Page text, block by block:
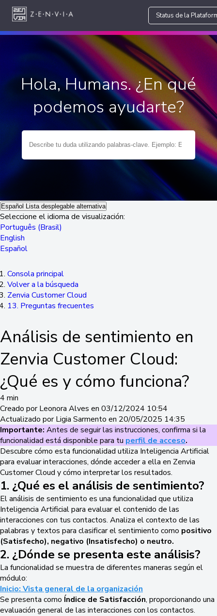
Status de la
Hola, Humans. ¿En qué
podemos ayudarte?
Español Lista desplegable alternativa
Seleccione el idioma de visualización:
Português (Brasil)
English
Español
Consola principal
Volver a la búsqueda
Zenvia Customer Cloud
13. Preguntas frecuentes
Análisis de sentimiento en
Zenvia Customer Cloud:
¿Qué es y cómo funciona?
4 min
Creado por Leonora Alves en 03/12/2024 10:54
Actualizado por Ligia Sarmento en 20/05/2025 14:35
Importante: Antes de seguir las instrucciones, confirma si la
funcionalidad está disponible para tu perfil de acceso.
Descubre cómo esta funcionalidad utiliza Inteligencia Artificial
para evaluar interacciones, dónde acceder a ella en Zenvia
Customer Cloud y cómo interpretar los resultados.
1. ¿Qué es el análisis de sentimiento?
El análisis de sentimiento es una funcionalidad que utiliza
Inteligencia Artificial para evaluar el contenido de las
interacciones con tus contactos. Analiza el contexto de las
palabras y textos para clasificar el sentimiento como positivo
(Satisfecho), negativo (Insatisfecho) o neutro.
2. ¿Dónde se presenta este análisis?
La funcionalidad se muestra de diferentes maneras según el
módulo:
Inicio: Vista general de la organización
Se presenta como Índice de Satisfacción, proporcionando una
evaluación general de las interacciones con los contactos.